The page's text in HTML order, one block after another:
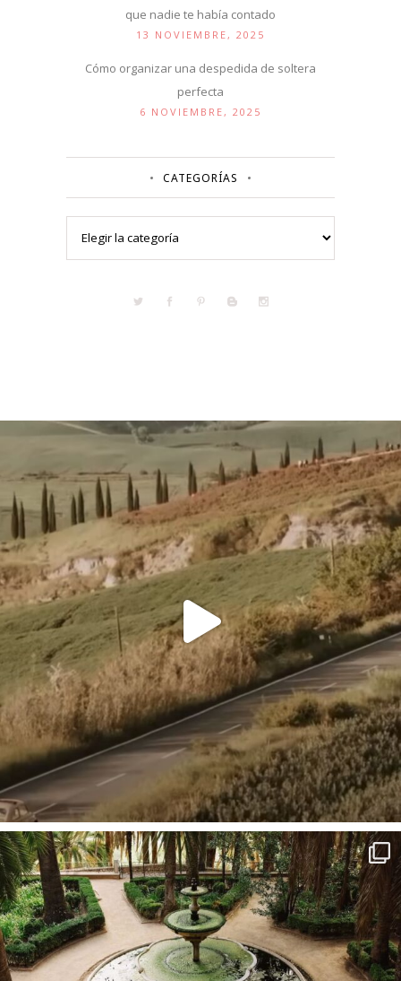
que nadie te había contado
13 NOVIEMBRE, 2025
Cómo organizar una despedida de soltera
perfecta
6 NOVIEMBRE, 2025
CATEGORÍAS